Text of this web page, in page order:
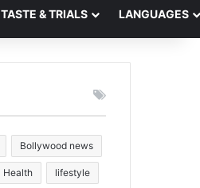
TASTE & TRIALS LANGUAGES
Bollywood news
Health lifestyle